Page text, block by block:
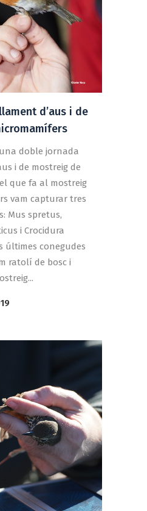
d’aus i de
doble jornada
i de mostreig de
que fa al mostreig
vam capturar tres
Mus spretus,
i Crocidura
últimes conegudes
ratolí de bosc i